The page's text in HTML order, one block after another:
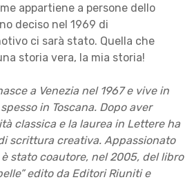
appartiene a persone dello
deciso nel 1969 di
ci sarà stato. Quella che
storia vera, la mia storia!
a Venezia nel 1967 e vive in
in Toscana. Dopo aver
classica e la laurea in Lettere ha
scrittura creativa. Appassionato
stato coautore, nel 2005, del libro
edito da Editori Riuniti e